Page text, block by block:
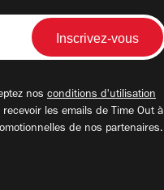
nos conditions d'utilisation
recevoir les emails de Time Out à
de nos partenaires.